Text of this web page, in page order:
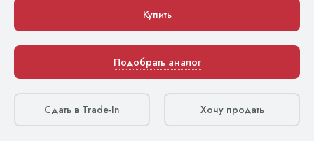
Купить
Подобрать аналог
Сдать в Trade-In Хочу продать